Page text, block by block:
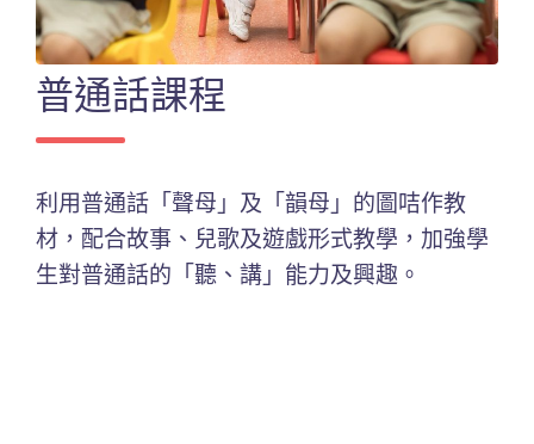
普通話課程
利用普通話「聲母」及「韻母」的圖咭作教
材，配合故事、兒歌及遊戲形式教學，加強學
生對普通話的「聽、講」能力及興趣。